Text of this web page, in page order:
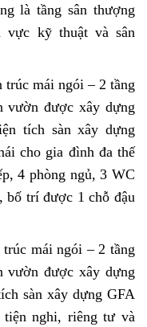
là tầng sân thượng
kỹ thuật và sân
trúc mái ngói – 2 tầng
vườn được xây dựng
tích sàn xây dựng
cho gia đình đa thế
4 phòng ngủ, 3 WC
bố trí được 1 chỗ đậu
mái ngói – 2 tầng
vườn được xây dựng
sàn xây dựng GFA
tiện nghi, riêng tư và